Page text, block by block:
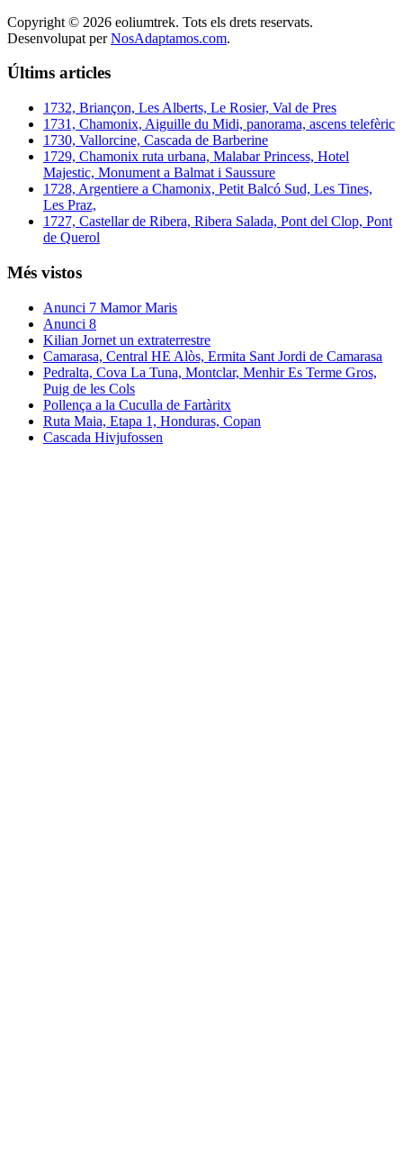
Copyright © 2026 eoliumtrek. Tots els drets reservats.
Desenvolupat perNosAdaptamos.com.
Últims articles
1732, Briançon, Les Alberts, Le Rosier, Val de Pres
1731, Chamonix, Aiguille du Midi, panorama, ascens telefèric
1730, Vallorcine, Cascada de Barberine
1729, Chamonix ruta urbana, Malabar Princess, Hotel
Majestic, Monument a Balmat i Saussure
1728, Argentiere a Chamonix, Petit Balcó Sud, Les Tines,
Les Praz,
1727, Castellar de Ribera, Ribera Salada, Pont del Clop, Pont
de Querol
Més vistos
Anunci 7 Mamor Maris
Anunci 8
Kilian Jornet un extraterrestre
Camarasa, Central HE Alòs, Ermita Sant Jordi de Camarasa
Pedralta, Cova La Tuna, Montclar, Menhir Es Terme Gros,
Puig de les Cols
Pollença a la Cuculla de Fartàritx
Ruta Maia, Etapa 1, Honduras, Copan
Cascada Hivjufossen